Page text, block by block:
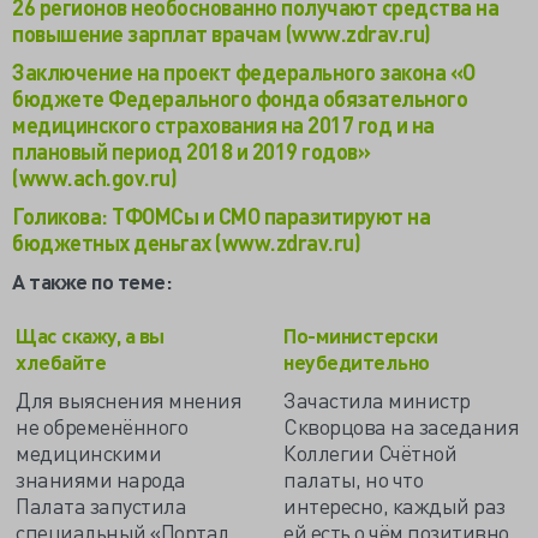
26 регионов необоснованно получают средства на
повышение зарплат врачам (www.zdrav.ru)
Заключение на проект федерального закона «О
бюджете Федерального фонда обязательного
медицинского страхования на 2017 год и на
плановый период 2018 и 2019 годов»
(www.ach.gov.ru)
Голикова: ТФОМСы и СМО паразитируют на
бюджетных деньгах (www.zdrav.ru)
А также по теме:
Щас скажу, а вы
хлебайте
Для выяснения мнения
не обременённого
медицинскими
знаниями народа
Палата запустила
специальный «Портал
По-министерски
неубедительно
Зачастила министр
Скворцова на заседания
Коллегии Счётной
палаты, но что
интересно, каждый раз
ей есть о чём позитивно